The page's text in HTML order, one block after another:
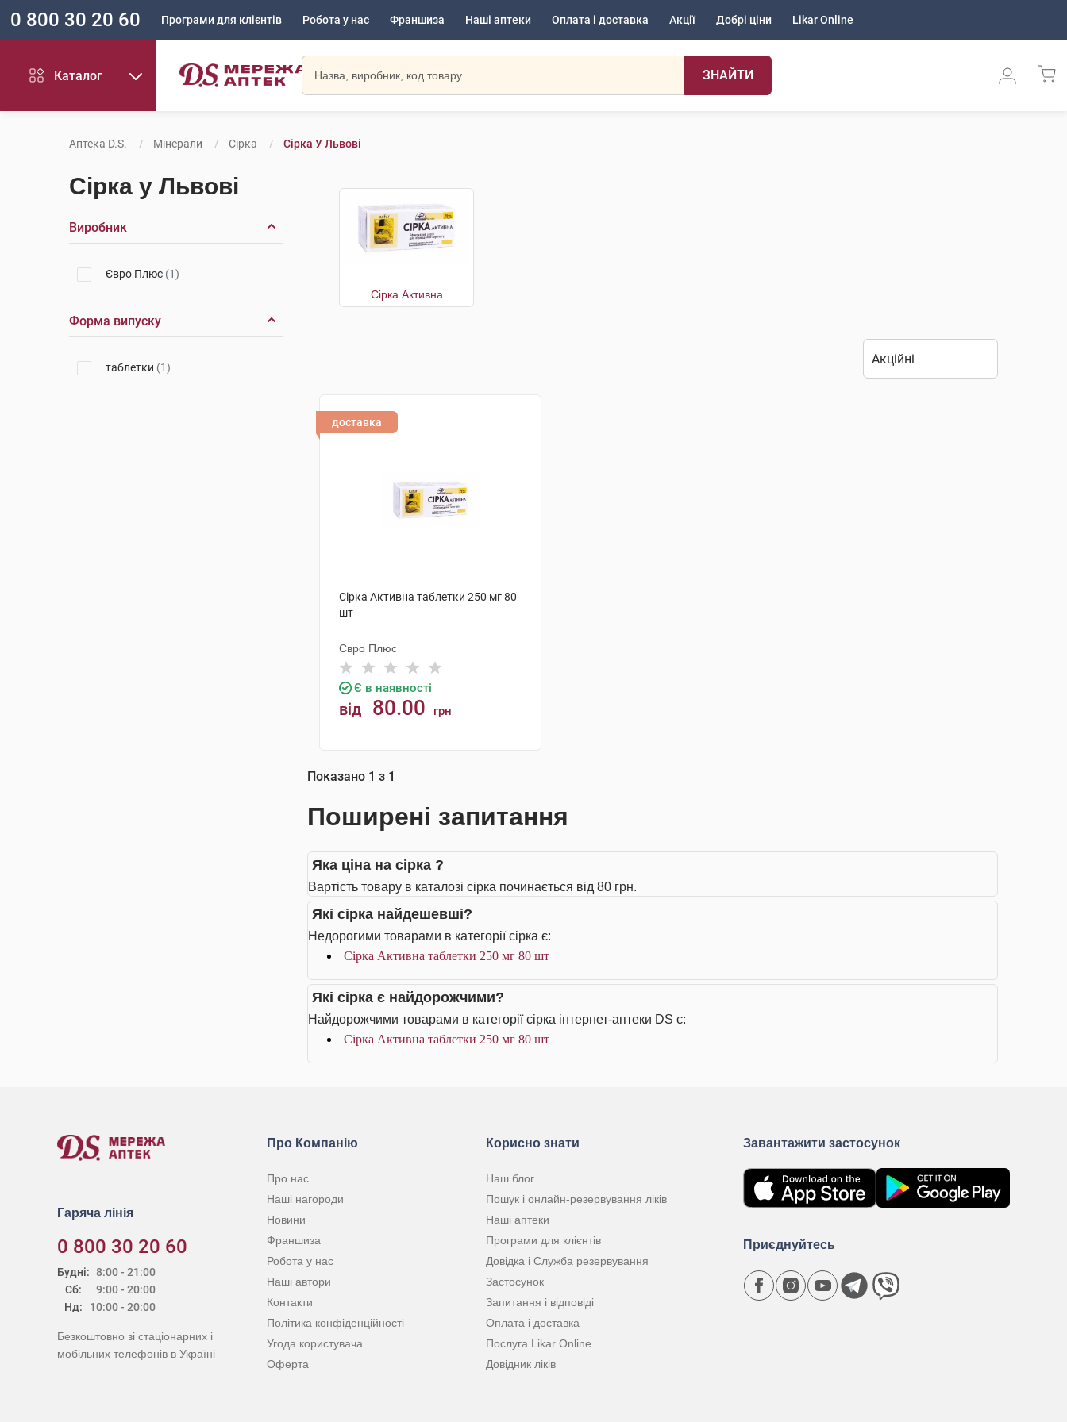
0 800 30 20 60 Програми для клієнтів Робота у нас Франшиза Наші аптеки Оплата і доставка Акції Добрі ціни Likar Online
Каталог ЗНАЙТИ
Аптека D.S. Мінерали Сірка Сірка У Львові
Сірка у Львові
Виробник
Євро Плюс (1)
Форма випуску
таблетки (1)
Сірка Активна
доставка
Сірка Активна таблетки 250 мг 80
шт
Євро Плюс
Є в наявності
від 80.00 грн
Показано 1 з 1
Поширені запитання
Яка ціна на сірка ?
Вартість товару в каталозі сірка починається від 80 грн.
Які сірка найдешевші?
Недорогими товарами в категорії сірка є:
Сірка Активна таблетки 250 мг 80 шт
Які сірка є найдорожчими?
Найдорожчими товарами в категорії сірка інтернет-аптеки DS є:
Сірка Активна таблетки 250 мг 80 шт
Гаряча лінія
0 800 30 20 60
Будні:
Сб:
Нд:
8:00 - 21:00
9:00 - 20:00
10:00 - 20:00
Безкоштовно зі стаціонарних і
мобільних телефонів в Україні
Про Компанію
Про нас
Наші нагороди
Новини
Франшиза
Робота у нас
Наші автори
Контакти
Політика конфіденційності
Угода користувача
Оферта
Корисно знати
Наш блог
Пошук і онлайн-резервування ліків
Наші аптеки
Програми для клієнтів
Довідка і Служба резервування
Застосунок
Запитання і відповіді
Оплата і доставка
Послуга Likar Online
Довідник ліків
Завантажити застосунок
Приєднуйтесь